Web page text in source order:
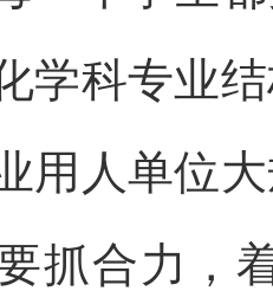
学科专业
用人单位
抓合力，